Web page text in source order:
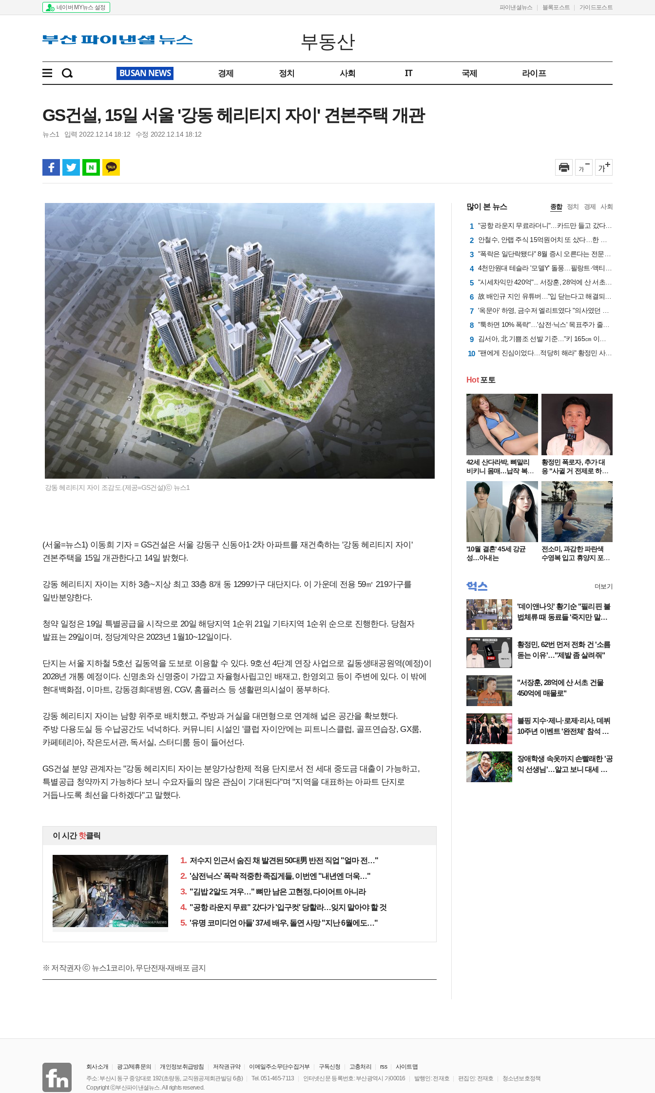
네이버 MY뉴스 설정 파이낸셜뉴스 블록포스트 가이드포스트
부동산
BUSAN NEWS 경제 정치 사회 IT 국제 라이프
GS건설, 15일 서울 '강동 헤리티지 자이' 견본주택 개관
뉴스1 입력 2022.12.14 18:12 수정 2022.12.14 18:12
강동 헤리티지 자이 조감도.(제공=GS건설)ⓒ 뉴스1
(서울=뉴스1) 이동희 기자 = GS건설은 서울 강동구 신동아1·2차 아파트를 재건축하는 '강동 헤리티지 자이'
견본주택을 15일 개관한다고 14일 밝혔다.
강동 헤리티지 자이는 지하 3층~지상 최고 33층 8개 동 1299가구 대단지다. 이 가운데 전용 59㎡ 219가구를
일반분양한다.
청약 일정은 19일 특별공급을 시작으로 20일 해당지역 1순위 21일 기타지역 1순위 순으로 진행한다. 당첨자
발표는 29일이며, 정당계약은 2023년 1월10~12일이다.
단지는 서울 지하철 5호선 길동역을 도보로 이용할 수 있다. 9호선 4단계 연장 사업으로 길동생태공원역(예정)이
2028년 개통 예정이다. 신명초와 신명중이 가깝고 자율형사립고인 배재고, 한영외고 등이 주변에 있다. 이 밖에
현대백화점, 이마트, 강동경희대병원, CGV, 홈플러스 등 생활편의시설이 풍부하다.
강동 헤리티지 자이는 남향 위주로 배치했고, 주방과 거실을 대면형으로 연계해 넓은 공간을 확보했다.
주방 다용도실 등 수납공간도 넉넉하다. 커뮤니티 시설인 '클럽 자이안'에는 피트니스클럽, 골프연습장, GX룸,
카페테리아, 작은도서관, 독서실, 스터디룸 등이 들어선다.
GS건설 분양 관계자는 "강동 헤리지티 자이는 분양가상한제 적용 단지로서 전 세대 중도금 대출이 가능하고,
특별공급 청약까지 가능하다 보니 수요자들의 많은 관심이 기대된다"며 "지역을 대표하는 아파트 단지로
거듭나도록 최선을 다하겠다"고 말했다.
이 시간핫클릭
1. 저수지 인근서 숨진 채 발견된 50대男 반전 직업 "얼마 전…"
2. '삼전닉스' 폭락 적중한 족집게들, 이번엔 "내년엔 더욱…"
3. "김밥 2알도 겨우…" 뼈만 남은 고현정, 다이어트 아니라
4. "공항 라운지 무료" 갔다가 '입구컷' 당할라…잊지 말아야 할 것
5. '유명 코미디언 아들' 37세 배우, 돌연 사망 "지난 6월에도…"
※ 저작권자 ⓒ 뉴스1코리아, 무단전재-재배포 금지
많이 본 뉴스 종합 정치 경제 사회
1 "공항 라운지 무료라더니"…카드만 들고 갔다간 '헛걸음'
2
3
4
5
6
7
8
9
10 "팬에게 진심이었다…적당히 해라" 황정민 사생활 논란에 등판한 오랜 팬
Hot포토
42세 산다라박, 뼈말리
비키니 몸매…납작 복부
에 깜짝
황정민 폭로자, 추가 대
응 "사귈 거 전제로 하
고…"
'10월 결혼' 45세 강균
성…아내는
전소미, 과감한 파란색
수영복 입고 휴양지 포
'데이앤나잇' 황기순 "필리핀 불
법체류 때 동료들 '죽지만 말고
황정민, 62번 먼저 전화 건 '소름
돋는 이유'…"제발 좀 살려줘"
"서장훈, 28억에 산 서초 건물
450억에 매물로"
블핑 지수·제니·로제·리사, 데뷔
10주년 이벤트 '완전체' 참석 확
장애학생 속옷까지 손빨래한 '공
익 선생님'…알고 보니 대세 개
더보기
회사소개 광고/제휴문의 개인정보취급방침 저작권규약 이메일주소무단수집거부 구독신청 고충처리 rss
사이트맵
주소: 부산시 동구 중앙대로 192(초량동, 교직원공제회관빌딩 6층)
Tel. 051-465-7113 인터넷신문 등록번호: 부산광역시 가00016 발행인: 전재호 편집인: 전재호
청소년보호정책
Copyright ⓒ부산파이낸셜뉴스. All rights reserved.